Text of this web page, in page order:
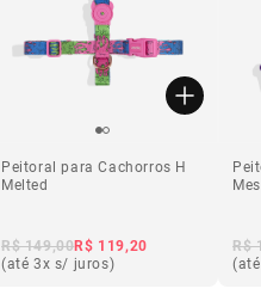
Peitoral para Cachorros H
Melted
R$ 149,00R$ 119,20
(até 3x s/ juros)
R$